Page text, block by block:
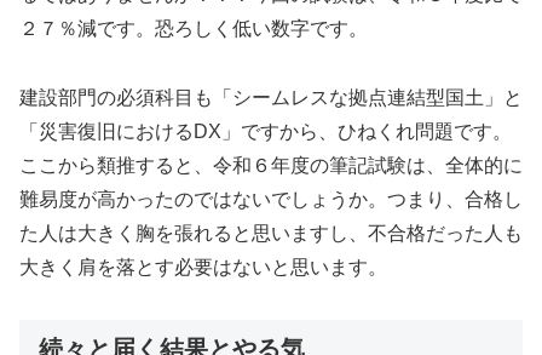
２７％減です。恐ろしく低い数字です。
建設部門の必須科目も「シームレスな拠点連結型国土」と
「災害復旧におけるDX」ですから、ひねくれ問題です。
ここから類推すると、令和６年度の筆記試験は、全体的に
難易度が高かったのではないでしょうか。つまり、合格し
た人は大きく胸を張れると思いますし、不合格だった人も
大きく肩を落とす必要はないと思います。
続々と届く結果とやる気